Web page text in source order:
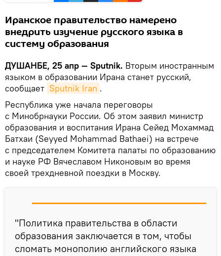
Иранское правительство намерено
внедрить изучение русского языка в
систему образования
ДУШАНБЕ, 25 апр — Sputnik. Вторым иностранным
языком в образовании Ирана станет русский,
сообщает Sputnik Iran .
Республика уже начала переговоры
с Минобрнауки России. Об этом заявил министр
образования и воспитания Ирана Сейед Мохаммад
Батхаи (Seyyed Mohammad Bathaei) на встрече
с председателем Комитета палаты по образованию
и науке РФ Вячеславом Никоновым во время
своей трехдневной поездки в Москву.
"Политика правительства в области
образования заключается в том, чтобы
сломать монополию английского языка